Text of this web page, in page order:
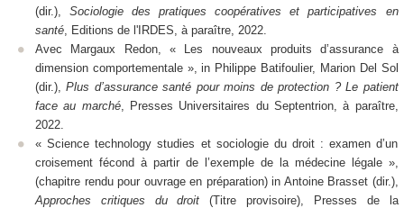
(dir.),Sociologie des pratiques coopératives et participatives en
santé , Editions de l'IRDES, à paraître, 2022.
Avec Margaux Redon, « Les nouveaux produits d’assurance à
dimension comportementale », in Philippe Batifoulier, Marion Del Sol
(dir.),Plus d’assurance santé pour moins de protection ? Le patient
face au marché, Presses Universitaires du Septentrion, à paraître,
2022.
« Science technology studies et sociologie du droit : examen d’un
croisement fécond à partir de l’exemple de la médecine légale »,
(chapitre rendu pour ouvrage en préparation) in Antoine Brasset (dir.),
Approches critiques du droit (Titre provisoire), Presses de la